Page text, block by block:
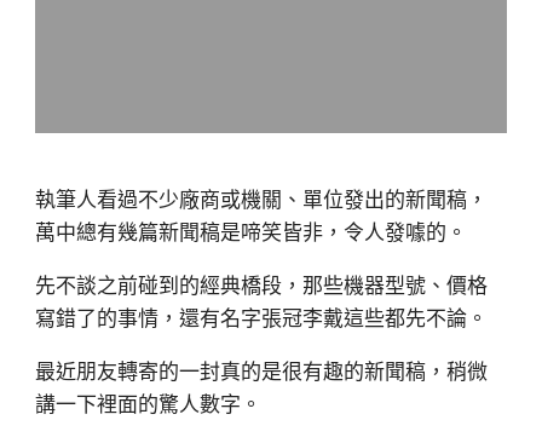
執筆人看過不少廠商或機關、單位發出的新聞稿，
萬中總有幾篇新聞稿是啼笑皆非，令人發噱的。
先不談之前碰到的經典橋段，那些機器型號、價格
寫錯了的事情，還有名字張冠李戴這些都先不論。
最近朋友轉寄的一封真的是很有趣的新聞稿，稍微
講一下裡面的驚人數字。